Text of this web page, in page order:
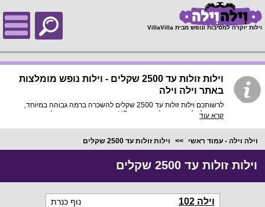
וילות יוקרה למסיבות ונופש מבית VillaVilla
וילות זולות עד 2500 שקלים - וילות נופש מומלצות
באתר וילה וילה
לרשותכם וילות זולות עד 2500 שקלים להשכרה ברמה גבוהה במיוחד,
בתוך כל וילה פירוט מלא, תמונות HD והכי חשוב התאמה מלאה
קרא עוד
וילה וילה - עמוד ראשי וילות זולות עד 2500 שקלים
וילות זולות עד 2500 שקלים
וילה 102 נוף כנרת